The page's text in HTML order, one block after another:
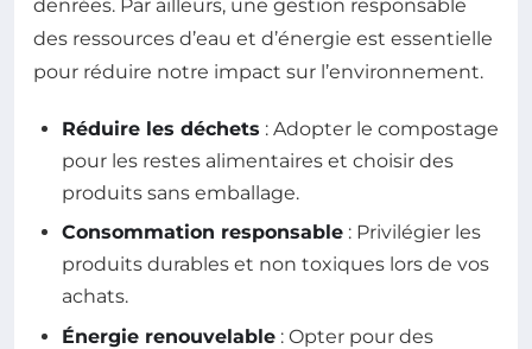
denrées. Par ailleurs, une gestion responsable
des ressources d’eau et d’énergie est essentielle
pour réduire notre impact sur l’environnement.
Réduire les déchets : Adopter le compostage
pour les restes alimentaires et choisir des
produits sans emballage.
Consommation responsable : Privilégier les
produits durables et non toxiques lors de vos
achats.
Énergie renouvelable : Opter pour des